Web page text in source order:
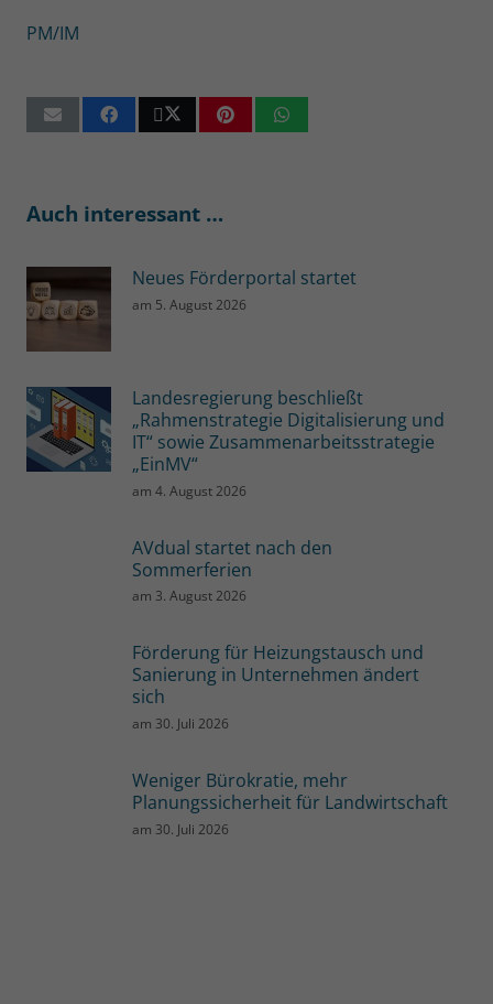
PM/IM
Auch interessant …
Neues Förderportal startet
am 5. August 2026
Landesregierung beschließt
„Rahmenstrategie Digitalisierung und
IT“ sowie Zusammenarbeitsstrategie
„EinMV“
am4. August 2026
AVdual startet nach den
Sommerferien
am 3. August 2026
Förderung für Heizungstausch und
Sanierung in Unternehmen ändert
sich
am 30. Juli 2026
Weniger Bürokratie, mehr
Planungssicherheit für Landwirtschaft
am 30. Juli 2026